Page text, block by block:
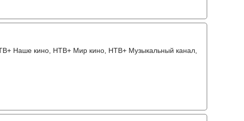
Наше кино, НТВ+ Мир кино, НТВ+ Музыкальный канал,